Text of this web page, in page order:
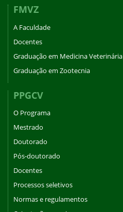
FMVZ
A Faculdade
Docentes
Graduação em Medicina Veterinária
Graduação em Zootecnia
PPGCV
O Programa
Mestrado
Doutorado
Pós-doutorado
Docentes
Processos seletivos
Normas e regulamentos